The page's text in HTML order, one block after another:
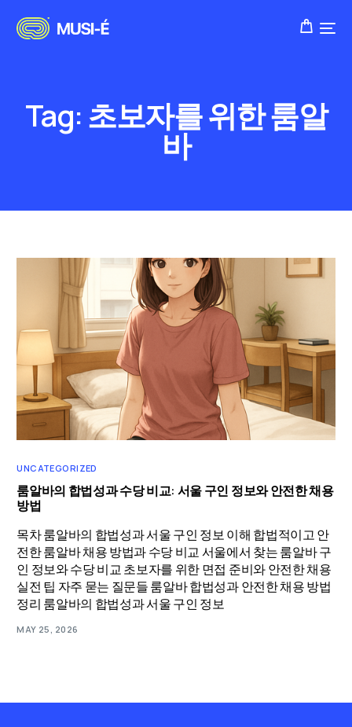
Tag:초보자를 위한 룸알
바
UNCATEGORIZED
룸알바의 합법성과 수당 비교: 서울 구인 정보와 안전한 채용
방법
목차 룸알바의 합법성과 서울 구인 정보 이해 합법적이고 안
전한 룸알바 채용 방법과 수당 비교 서울에서 찾는 룸알바 구
인 정보와 수당 비교 초보자를 위한 면접 준비와 안전한 채용
실전 팁 자주 묻는 질문들 룸알바 합법성과 안전한 채용 방법
정리 룸알바의 합법성과 서울 구인 정보
MAY 25, 2026